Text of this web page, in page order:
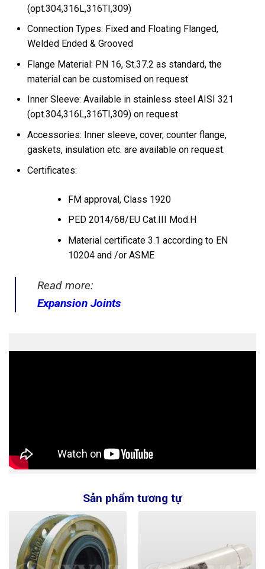
(opt.304,316L,316TI,309)
Connection Types: Fixed and Floating Flanged,
Welded Ended & Grooved
Flange Material: PN 16, St.37.2 as standard, the
material can be customised on request
Inner Sleeve: Available in stainless steel AISI 321
(opt.304,316L,316TI,309) on request
Accessories: Inner sleeve, cover, counter flange,
gaskets, insulation etc. are available on request.
Certificates:
FM approval, Class 1920
PED 2014/68/EU Cat.III Mod.H
Material certificate 3.1 according to EN
10204 and /or ASME
Read more:
Expansion Joints
Sản phẩm tương tự